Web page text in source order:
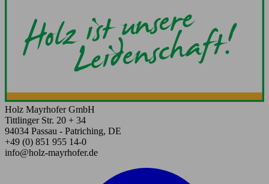
Holz Mayrhofer GmbH
Tittlinger Str. 20 + 34
94034 Passau - Patriching, DE
+49 (0) 851 955 14-0
info@holz-mayrhofer.de